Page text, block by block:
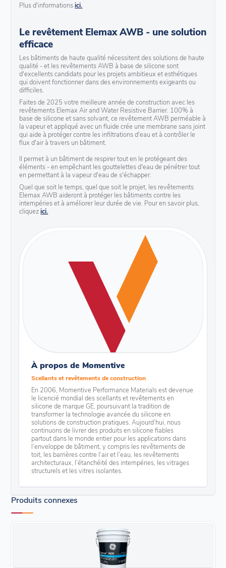
Plus d'informationsici.
Le revêtement Elemax AWB - une solution
efficace
Les bâtiments de haute qualité nécessitent des solutions de haute
qualité - et les revêtements AWB à base de silicone sont
d'excellents candidats pour les projets ambitieux et esthétiques
qui doivent fonctionner dans des environnements exigeants ou
difficiles.
Faites de 2025 votre meilleure année de construction avec les
revêtements Elemax Air and Water Resistive Barrier. 100% à
base de silicone et sans solvant, ce revêtement AWB perméable à
la vapeur et appliqué avec un fluide crée une membrane sans joint
qui aide à protéger contre les infiltrations d'eau et à contrôler le
flux d'air à travers un bâtiment.
Il permet à un bâtiment de respirer tout en le protégeant des
éléments - en empêchant les gouttelettes d'eau de pénétrer tout
en permettant à la vapeur d'eau de s'échapper.
Quel que soit le temps, quel que soit le projet, les revêtements
Elemax AWB aideront à protéger les bâtiments contre les
intempéries et à améliorer leur durée de vie. Pour en savoir plus,
cliquezici.
À propos de Momentive
Scellants et revêtements de construction
En 2006, Momentive Performance Materials est devenue
le licencié mondial des scellants et revêtements en
silicone de marque GE, poursuivant la tradition de
transformer la technologie avancée du silicone en
solutions de construction pratiques. Aujourd’hui, nous
continuons de livrer des produits en silicone fiables
partout dans le monde entier pour les applications dans
l’enveloppe de bâtiment, y compris les revêtements de
toit, les barrières contre l’air et l’eau, les revêtements
architecturaux, l’étanchéité des intempéries, les vitrages
structurels et les vitres isolantes.
Produits connexes